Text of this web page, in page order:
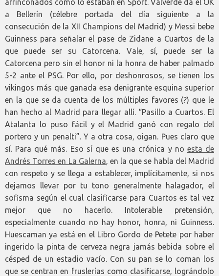
arrinconados como lo estaban en Sport. Valverde da el OK
a Bellerín (célebre portada del día siguiente a la
consecución de la XII Champions del Madrid) y Messi bebe
Guinness para señalar el pase de Zidane a Cuartos de la
que puede ser su Catorcena. Vale, sí, puede ser la
Catorcena pero sin el honor ni la honra de haber palmado
5-2 ante el PSG. Por ello, por deshonrosos, se tienen los
vikingos más que ganada esa denigrante esquina superior
en la que se da cuenta de los múltiples favores (?) que le
han hecho al Madrid para llegar allí. “Pasillo a Cuartos. El
Atalanta lo puso fácil y el Madrid ganó con regalo del
portero y un penalti”. Y a otra cosa, oigan. Pues claro que
sí. Para qué más. Eso sí que es una crónica y no esta de
Andrés Torres en La Galerna, en la que se habla del Madrid
con respeto y se llega a establecer, implícitamente, si nos
dejamos llevar por tu tono generalmente halagador, el
sofisma según el cual clasificarse para Cuartos es tal vez
mejor que no hacerlo. Intolerable pretensión,
especialmente cuando no hay honor, honra, ni Guinness.
Huescaman ya está en el Libro Gordo de Petete por haber
ingerido la pinta de cerveza negra jamás bebida sobre el
césped de un estadio vacío. Con su pan se lo coman los
que se centran en fruslerías como clasificarse, lográndolo